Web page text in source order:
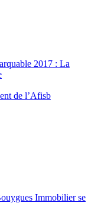
2017 : La
de l’Afisb
Immobilier se